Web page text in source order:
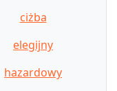
ciżba
elegijny
hazardowy